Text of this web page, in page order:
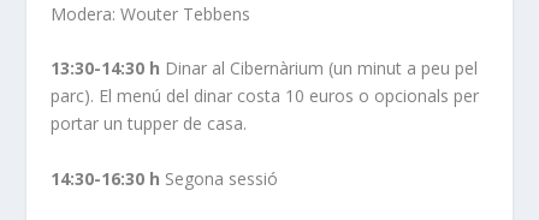
Modera: Wouter Tebbens
13:30-14:30 h Dinar al Cibernàrium (un minut a peu pel
parc). El menú del dinar costa 10 euros o opcionals per
portar un tupper de casa.
14:30-16:30 h Segona sessió